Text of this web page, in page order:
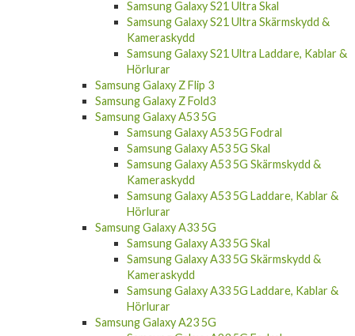
Samsung Galaxy S21 Plus Laddare, Kablar &
Hörlurar
Samsung Galaxy S21 Ultra
Samsung Galaxy S21 Ultra Fodral
Samsung Galaxy S21 Ultra Skal
Samsung Galaxy S21 Ultra Skärmskydd &
Kameraskydd
Samsung Galaxy S21 Ultra Laddare, Kablar &
Hörlurar
Samsung Galaxy Z Flip 3
Samsung Galaxy Z Fold3
Samsung Galaxy A53 5G
Samsung Galaxy A53 5G Fodral
Samsung Galaxy A53 5G Skal
Samsung Galaxy A53 5G Skärmskydd &
Kameraskydd
Samsung Galaxy A53 5G Laddare, Kablar &
Hörlurar
Samsung Galaxy A33 5G
Samsung Galaxy A33 5G Skal
Samsung Galaxy A33 5G Skärmskydd &